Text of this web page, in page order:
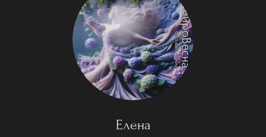
Елена